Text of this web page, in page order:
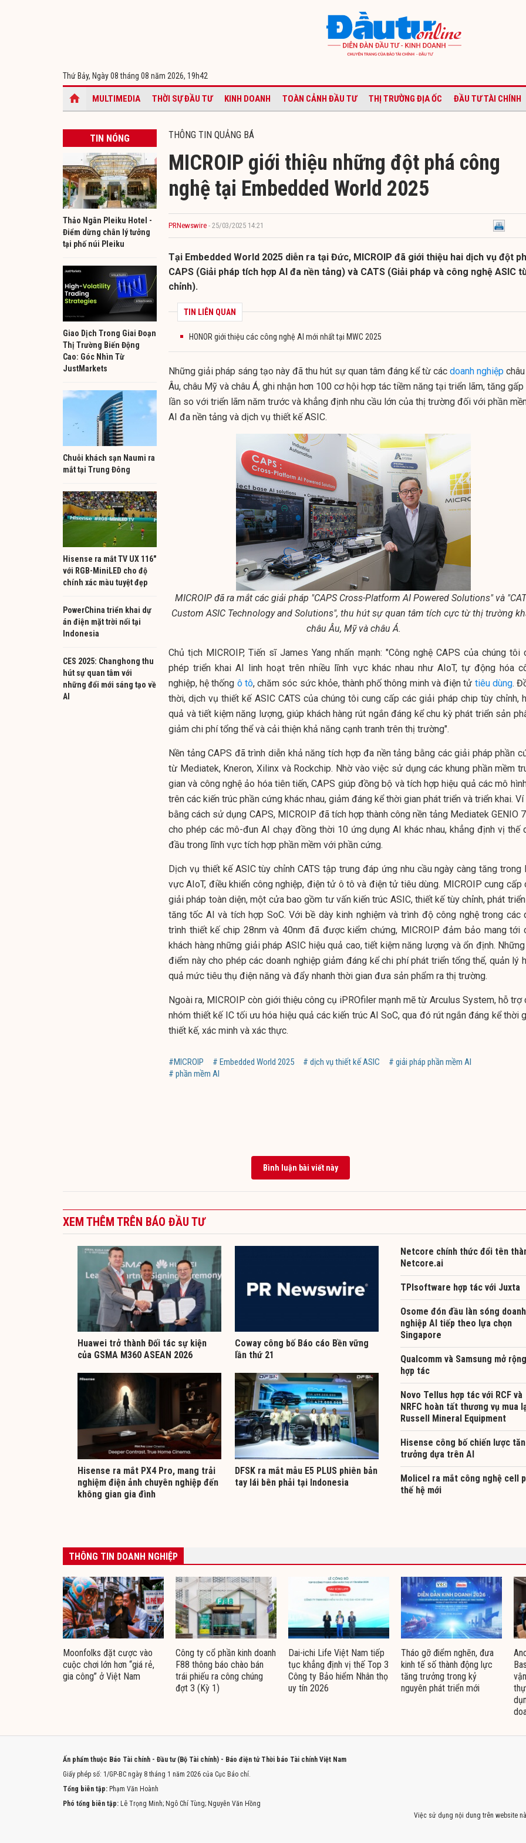
Thứ Bảy, Ngày 08 tháng 08 năm 2026, 19h42
MULTIMEDIA THỜI SỰ ĐẦU TƯ KINH DOANH TOÀN CẢNH ĐẦU TƯ THỊ TRƯỜNG ĐỊA ỐC ĐẦU TƯ TÀI CHÍNH
TIN NÓNG
Thảo Ngân Pleiku Hotel -
Điểm dừng chân lý tưởng
tại phố núi Pleiku
Giao Dịch Trong Giai Đoạn
Thị Trường Biến Động
Cao: Góc Nhìn Từ
JustMarkets
Chuỗi khách sạn Naumi ra
mắt tại Trung Đông
Hisense ra mắt TV UX 116"
với RGB-MiniLED cho độ
chính xác màu tuyệt đẹp
PowerChina triển khai dự
án điện mặt trời nổi tại
Indonesia
CES 2025: Changhong thu
hút sự quan tâm với
những đổi mới sáng tạo về
AI
THÔNG TIN QUẢNG BÁ
MICROIP giới thiệu những đột phá công
nghệ tại Embedded World 2025
PRNewswire - 25/03/2025 14:21
Tại Embedded World 2025 diễn ra tại Đức, MICROIP đã giới thiệu hai dịch vụ đột
CAPS (Giải pháp tích hợp AI đa nền tảng) và CATS (Giải pháp và công nghệ ASIC
chỉnh).
TIN LIÊN QUAN
HONOR giới thiệu các công nghệ AI mới nhất tại MWC 2025
Những giải pháp sáng tạo này đã thu hút sự quan tâm đáng kể từ các doanh nghiệp châu
Âu, châu Mỹ và châu Á, ghi nhận hơn 100 cơ hội hợp tác tiềm năng tại triển lãm, tăng gấp
lần so với triển lãm năm trước và khẳng định nhu cầu lớn của thị trường đối với phần
AI đa nền tảng và dịch vụ thiết kế ASIC.
MICROIP đã ra mắt các giải pháp "CAPS Cross-Platform AI Powered Solutions" và
Custom ASIC Technology and Solutions", thu hút sự quan tâm tích cực từ thị trường
châu Âu, Mỹ và châu Á.
Chủ tịch MICROIP, Tiến sĩJames Yang nhấn mạnh: "Công nghệ CAPS của chúng tôi
phép triển khai AI linh hoạt trên nhiều lĩnh vực khác nhau như AIoT, tự động hóa
nghiệp, hệ thống ô tô, chăm sóc sức khỏe, thành phố thông minh và điện tử tiêu dùng.
thời, dịch vụ thiết kế ASIC CATS của chúng tôi cung cấp các giải pháp chip tùy chỉnh,
quả và tiết kiệm năng lượng, giúp khách hàng rút ngắn đáng kể chu kỳ phát triển sản
giảm chi phí tổng thể và cải thiện khả năng cạnh tranh trên thị trường".
Nền tảng CAPS đã trình diễn khả năng tích hợp đa nền tảng bằng các giải pháp phần
từ Mediatek, Kneron, Xilinx và Rockchip. Nhờ vào việc sử dụng các khung phần mềm
gian và công nghệ ảo hóa tiên tiến, CAPS giúp đồng bộ và tích hợp hiệu quả các mô
trên các kiến trúc phần cứng khác nhau, giảm đáng kể thời gian phát triển và triển khai. Ví
bằng cách sử dụng CAPS, MICROIP đã tích hợp thành công nền tảng Mediatek GENIO
cho phép các mô-đun AI chạy đồng thời 10 ứng dụng AI khác nhau, khẳng định vị thế
đầu trong lĩnh vực tích hợp phần mềm với phần cứng.
Dịch vụ thiết kế ASIC tùy chỉnh CATS tập trung đáp ứng nhu cầu ngày càng tăng trong
vực AIoT, điều khiển công nghiệp, điện tử ô tô và điện tử tiêu dùng. MICROIP cung cấp
giải pháp toàn diện, một cửa bao gồm tư vấn kiến trúc ASIC, thiết kế tùy chỉnh, phát
tăng tốc AI và tích hợp SoC. Với bề dày kinh nghiệm và trình độ công nghệ trong các
trình thiết kế chip 28nm và 40nm đã được kiểm chứng, MICROIP đảm bảo mang tới
khách hàng những giải pháp ASIC hiệu quả cao, tiết kiệm năng lượng và ổn định.
điểm này cho phép các doanh nghiệp giảm đáng kể chi phí phát triển tổng thể, quản lý
quả mức tiêu thụ điện năng và đẩy nhanh thời gian đưa sản phẩm ra thị trường.
Ngoài ra, MICROIP còn giới thiệu công cụ iPROfiler mạnh mẽ từ Arculus System, hỗ trợ
nhóm thiết kế IC tối ưu hóa hiệu quả các kiến trúc AI SoC, qua đó rút ngắn đáng kể thời
thiết kế, xác minh và xác thực.
#MICROIP # Embedded World 2025 # dịch vụ thiết kế ASIC
# giải pháp phần mềm AI
# phần mềm AI
Bình luận bài viết này
XEM THÊM TRÊN BÁO ĐẦU TƯ
Huawei trở thành Đối tác sự kiện
của GSMA M360 ASEAN 2026
Coway công bố Báo cáo Bền vững
lần thứ 21
Hisense ra mắt PX4 Pro, mang trải
nghiệm điện ảnh chuyên nghiệp đến
không gian gia đình
DFSK ra mắt mẫu E5 PLUS phiên bản
tay lái bên phải tại Indonesia
Netcore chính thức đổi tên
Netcore.ai
TPIsoftware hợp tác với Juxta
Osome đón đầu làn sóng doanh
nghiệp AI tiếp theo lựa chọn
Singapore
Qualcomm và Samsung mở rộng
hợp tác
Novo Tellus hợp tác với RCF và
NRFC hoàn tất thương vụ mua
Russell Mineral Equipment
Hisense công bố chiến lược
trưởng dựa trên AI
Molicel ra mắt công nghệ cell
thế hệ mới
THÔNG TIN DOANH NGHIỆP
Moonfolks đặt cược vào
cuộc chơi lớn hơn “giá rẻ,
gia công” ở Việt Nam
Công ty cổ phần kinh doanh
F88 thông báo chào bán
trái phiếu ra công chúng
đợt 3 (Kỳ 1)
Dai-ichi Life Việt Nam tiếp
tục khẳng định vị thế Top 3
Công ty Bảo hiểm Nhân thọ
uy tín 2026
Tháo gỡ điểm nghẽn, đưa
kinh tế số thành động lực
tăng trưởng trong kỷ
nguyên phát triển mới
Ấn phẩm thuộc Báo Tài chính - Đầu tư (Bộ Tài chính) - Báo điện tử Thời báo Tài chính Việt Nam
Giấy phép số: 1/GP-BC ngày 8 tháng 1 năm 2026 của Cục Báo chí.
Tổng biên tập: Phạm Văn Hoành
Phó tổng biên tập: Lê Trọng Minh; Ngô Chí Tùng; Nguyễn Văn Hồng
Việc sử dụng nội dung trên website